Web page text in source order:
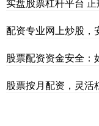
实盘股票杠杆平台
配资专业网上炒股，
股票配资资金安全：
股票按月配资，灵活